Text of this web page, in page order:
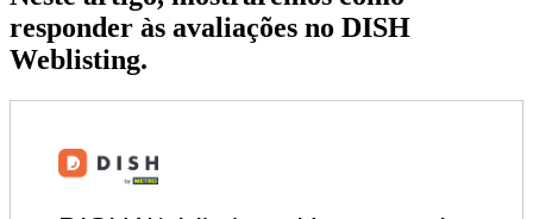
responder às avaliações no DISH
Weblisting.